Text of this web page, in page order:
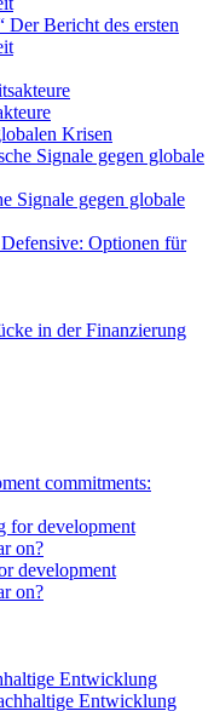
Bericht des ersten
Krisen
Signale gegen globale
Optionen für
in der Finanzierung
commitments:
development
on?
Entwicklung